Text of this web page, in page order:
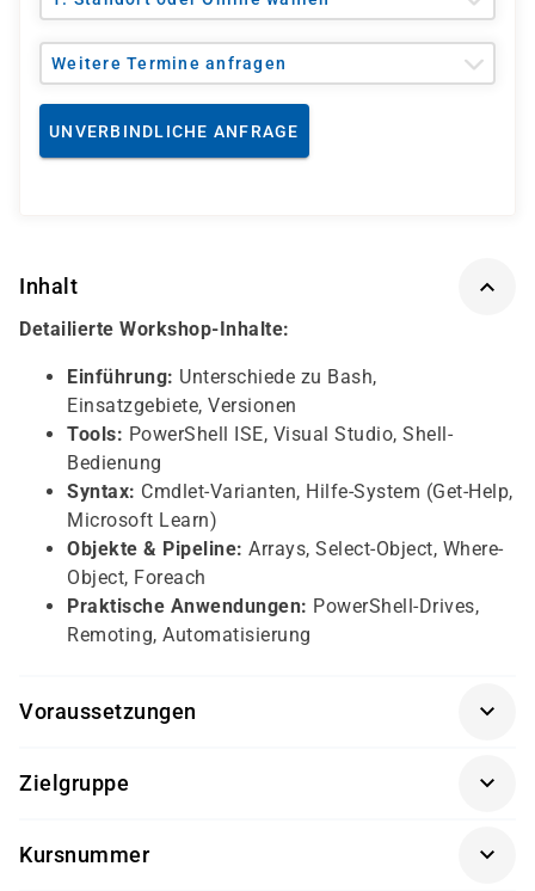
Weitere Termine anfragen
UNVERBINDLICHE ANFRAGE
Inhalt
Detailierte Workshop-Inhalte:
Einführung: Unterschiede zu Bash,
Einsatzgebiete, Versionen
Tools: PowerShell ISE, Visual Studio, Shell-
Bedienung
Syntax: Cmdlet-Varianten, Hilfe-System (Get-Help,
Microsoft Learn)
Objekte & Pipeline: Arrays, Select-Object, Where-
Object, Foreach
Praktische Anwendungen: PowerShell-Drives,
Remoting, Automatisierung
Voraussetzungen
an Einsteiger. Grundlegende PC- und Windows-
Zielgruppe
Kursnummer